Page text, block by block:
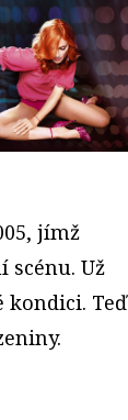
jímž
scénu. Už
kondici. Teď